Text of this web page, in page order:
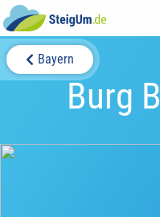
Bayern
Burg